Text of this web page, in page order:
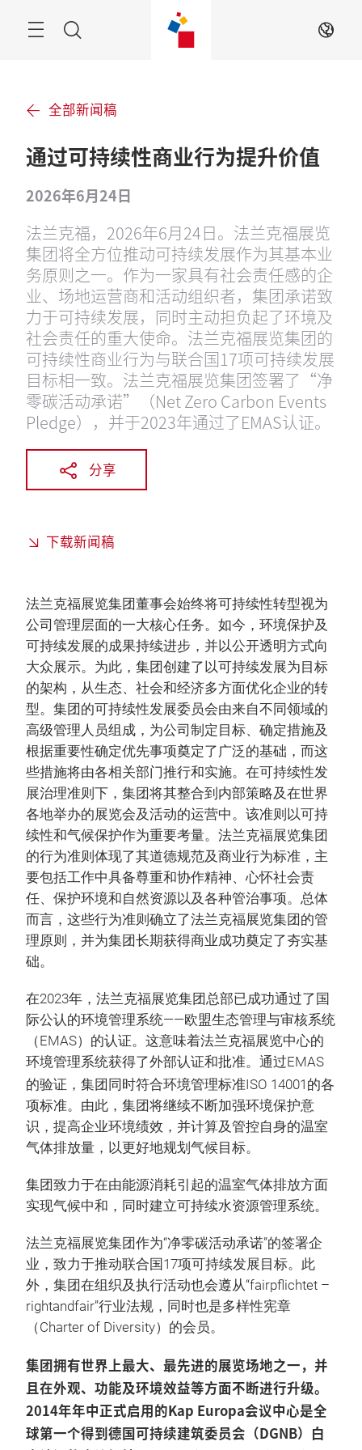
ZH
全部新闻稿
通过可持续性商业行为提升价值
2026年6月24日
法兰克福，2026年6月24日。法兰克福展览
集团将全方位推动可持续发展作为其基本业
务原则之一。作为一家具有社会责任感的企
业、场地运营商和活动组织者，集团承诺致
力于可持续发展，同时主动担负起了环境及
社会责任的重大使命。法兰克福展览集团的
可持续性商业行为与联合国17项可持续发展
目标相一致。法兰克福展览集团签署了“净
零碳活动承诺”（Net Zero Carbon Events
Pledge），并于2023年通过了EMAS认证。
分享
下载新闻稿
法兰克福展览集团董事会始终将可持续性转型视为
公司管理层面的一大核心任务。如今，环境保护及
可持续发展的成果持续进步，并以公开透明方式向
大众展示。为此，集团创建了以可持续发展为目标
的架构，从生态、社会和经济多方面优化企业的转
型。集团的可持续性发展委员会由来自不同领域的
高级管理人员组成，为公司制定目标、确定措施及
根据重要性确定优先事项奠定了广泛的基础，而这
些措施将由各相关部门推行和实施。在可持续性发
展治理准则下，集团将其整合到内部策略及在世界
各地举办的展览会及活动的运营中。该准则以可持
续性和气候保护作为重要考量。法兰克福展览集团
的行为准则体现了其道德规范及商业行为标准，主
要包括工作中具备尊重和协作精神、心怀社会责
任、保护环境和自然资源以及各种管治事项。总体
而言，这些行为准则确立了法兰克福展览集团的管
理原则，并为集团长期获得商业成功奠定了夯实基
础。
在2023年，法兰克福展览集团总部已成功通过了国
际公认的环境管理系统——欧盟生态管理与审核系统
（EMAS）的认证。这意味着法兰克福展览中心的
环境管理系统获得了外部认证和批准。通过EMAS
的验证， 集团同时符合环境管理标准ISO 14001的各
项标准。由此，集团将继续不断加强环境保护意
识，提高企业环境绩效，并计算及管控自身的温室
气体排放量，以更好地规划气候目标。
集团致力于在由能源消耗引起的温室气体排放方面
实现气候中和，同时建立可持续水资源管理系统。
法兰克福展览集团作为“净零碳活动承诺”的签署企
业，致力于推动联合国17项可持续发展目标。此
外，集团在组织及执行活动也会遵从“fairpflichtet –
rightandfair”行业法规，同时也是多样性宪章
（Charter of Diversity）的会员。
集团拥有世界上最大、最先进的展览场地之一，并
且在外观、功能及环境效益等方面不断进行升级。
2014年年中正式启用的Kap Europa会议中心是全
球第一个得到德国可持续建筑委员会（DGNB）白